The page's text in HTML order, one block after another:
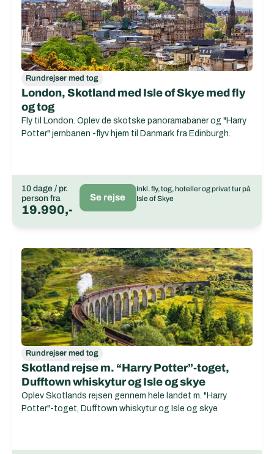
Rundrejser med tog
London, Skotland med Isle of Skye med fly
og tog
Fly til London. Oplev de skotske panoramabaner og "Harry
Potter" jernbanen -flyv hjem til Danmark fra Edinburgh.
10 dage / pr.
person fra
19.990,-
Se rejse
Inkl. fly, tog, hoteller og privat tur på
Isle of Skye
Rundrejser med tog
Skotland rejse m. “Harry Potter”-toget,
Dufftown whiskytur og Isle og skye
Oplev Skotlands rejsen gennem hele landet m. "Harry
Potter"-toget, Dufftown whiskytur og Isle og skye